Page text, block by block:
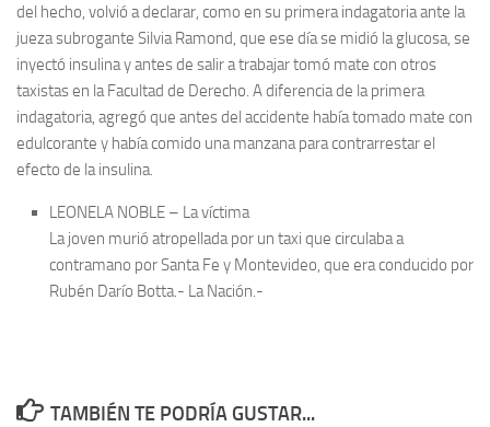
del hecho, volvió a declarar, como en su primera indagatoria ante la
jueza subrogante Silvia Ramond, que ese día se midió la glucosa, se
inyectó insulina y antes de salir a trabajar tomó mate con otros
taxistas en la Facultad de Derecho. A diferencia de la primera
indagatoria, agregó que antes del accidente había tomado mate con
edulcorante y había comido una manzana para contrarrestar el
efecto de la insulina.
LEONELA NOBLE – La víctima
La joven murió atropellada por un taxi que circulaba a
contramano por Santa Fe y Montevideo, que era conducido por
Rubén Darío Botta.- La Nación.-
TAMBIÉN TE PODRÍA GUSTAR...